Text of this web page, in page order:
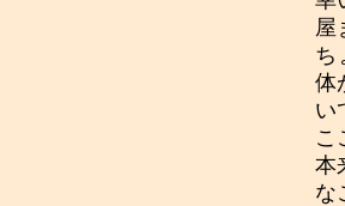
屋
ち
体
い
こ
本
な